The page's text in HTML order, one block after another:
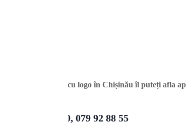
Prețul pentru pixuri cu logo în Chișinău îl puteți afla
022 22 11 90, 079 92 88 55